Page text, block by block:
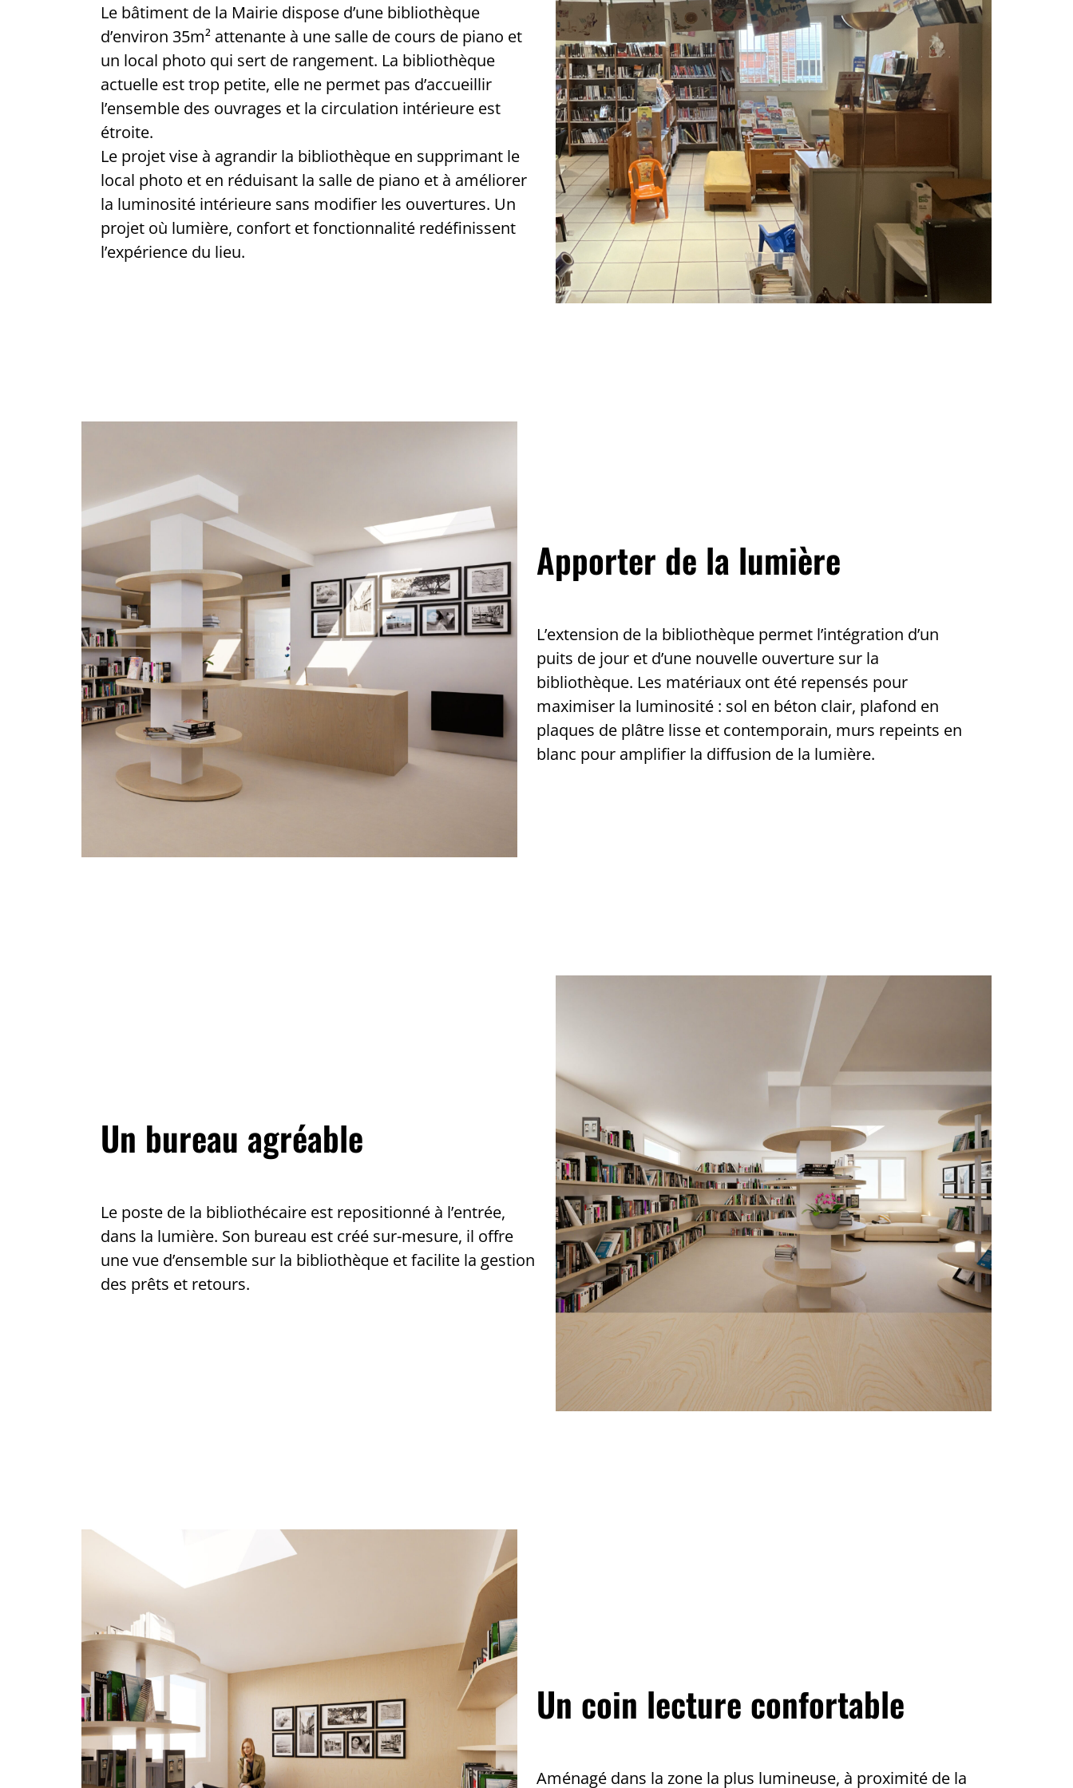
Le bâtiment de la Mairie dispose d’une bibliothèque
d’environ 35m² attenante à une salle de cours de piano et
un local photo qui sert de rangement. La bibliothèque
actuelle est trop petite, elle ne permet pas d’accueillir
l’ensemble des ouvrages et la circulation intérieure est
étroite.
Le projet vise à agrandir la bibliothèque en supprimant le
local photo et en réduisant la salle de piano et à améliorer
la luminosité intérieure sans modifier les ouvertures. Un
projet où lumière, confort et fonctionnalité redéfinissent
l’expérience du lieu.
Apporter de la lumière
L’extension de la bibliothèque permet l’intégration d’un
puits de jour et d’une nouvelle ouverture sur la
bibliothèque. Les matériaux ont été repensés pour
maximiser la luminosité : sol en béton clair, plafond en
plaques de plâtre lisse et contemporain, murs repeints en
blanc pour amplifier la diffusion de la lumière.
Un bureau agréable
Le poste de la bibliothécaire est repositionné à l’entrée,
dans la lumière. Son bureau est créé sur-mesure, il offre
une vue d’ensemble sur la bibliothèque et facilite la gestion
des prêts et retours.
Un coin lecture confortable
Aménagé dans la zone la plus lumineuse, à proximité de la